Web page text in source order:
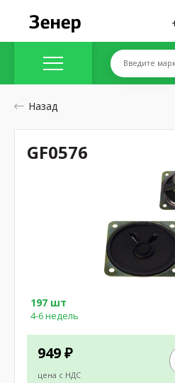
Введите
Назад
949 ₽
цена с НДС
197 шт
4-6 недель
GF0576